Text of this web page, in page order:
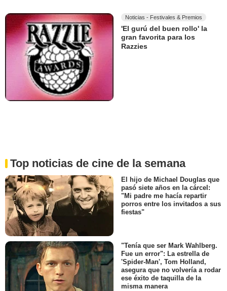
Noticias - Festivales & Premios
'El gurú del buen rollo' la
gran favorita para los
Razzies
Top noticias de cine de la semana
El hijo de Michael Douglas que
pasó siete años en la cárcel:
"Mi padre me hacía repartir
porros entre los invitados a sus
fiestas"
"Tenía que ser Mark Wahlberg.
Fue un error": La estrella de
'Spider-Man', Tom Holland,
asegura que no volvería a rodar
ese éxito de taquilla de la
misma manera